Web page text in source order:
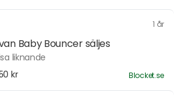
1 år
Baby Bouncer säljes
liknande
kr
Blocket.se